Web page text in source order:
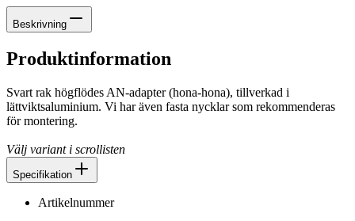
Beskrivning
Produktinformation
Svart rak högflödes AN-adapter (hona-hona), tillverkad i
lättviktsaluminium. Vi har även fasta nycklar som rekommenderas
för montering.
Välj variant i scrollisten
Specifikation
Artikelnummer